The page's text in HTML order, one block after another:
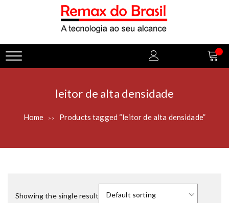
leitor de alta densidade
Home >> Products tagged “leitor de alta densidade”
Showing the single result